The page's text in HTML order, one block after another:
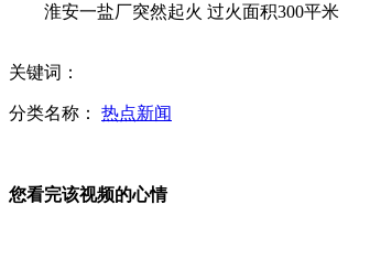
河南邓州13岁女孩火海救母 全身95%被烧伤
淮安一盐厂突然起火 过火面积300平米
关键词：
分类名称： 热点新闻
您看完该视频的心情